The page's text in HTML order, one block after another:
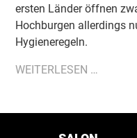
ersten Länder öffnen
Hochburgen allerdings
Hygieneregeln.
WEITERLESEN …
PFLEGE